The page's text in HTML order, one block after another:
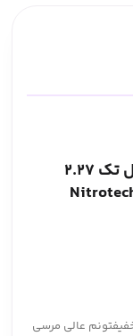
پروتئین وی گلد ماسل تک 2.27
عالی مرسی